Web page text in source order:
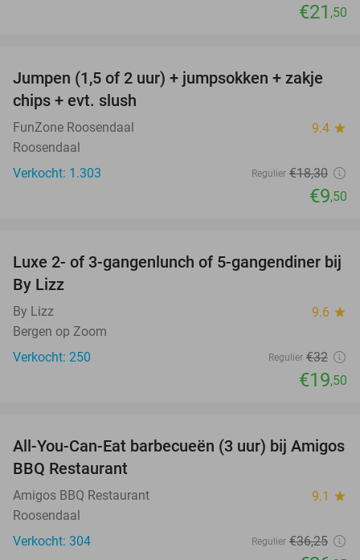
€21 ,50
48%
Jumpen (1,5 of 2 uur) + jumpsokken + zakje
chips + evt. slush
FunZone Roosendaal 9.4 star
Roosendaal
Verkocht: 1.303
Regulier €18,30
€9,50
39%
Luxe 2- of 3-gangenlunch of 5-gangendiner bij
By Lizz
By Lizz 9.6 star
Bergen op Zoom
Verkocht: 250
Regulier €32
€19,50
26%
All-You-Can-Eat barbecueën (3 uur) bij Amigos
BBQ Restaurant
Amigos BBQ Restaurant 9.1 star
Roosendaal
Verkocht: 304
Regulier €36,25